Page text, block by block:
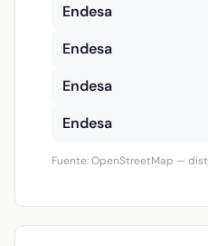
Endesa
Endesa
Endesa
Endesa
Fuente: OpenStreetMap —